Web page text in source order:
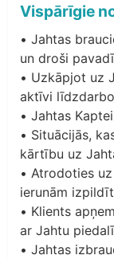
Vispārīgie
• Jahtas
un droši
• Uzkāpjot uz
aktīvi
• Jahtas
• Situācijās,
kārtību uz
• Atrodoties
ierunām
• Klients
ar Jahtu
• Jahtas